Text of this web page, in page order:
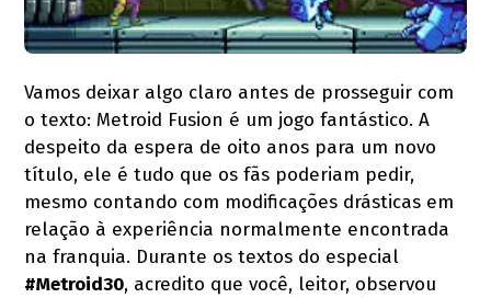
Vamos deixar algo claro antes de prosseguir com
o texto: Metroid Fusion é um jogo fantástico. A
despeito da espera de oito anos para um novo
título, ele é tudo que os fãs poderiam pedir,
mesmo contando com modificações drásticas em
relação à experiência normalmente encontrada
na franquia. Durante os textos do especial
#Metroid30, acredito que você, leitor, observou